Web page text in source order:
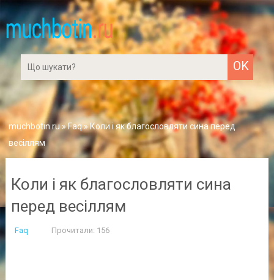
muchbotin.ru»Faq» Коли і як благословляти сина перед
весіллям
Коли і як благословляти сина
перед весіллям
Faq Прочитали: 156